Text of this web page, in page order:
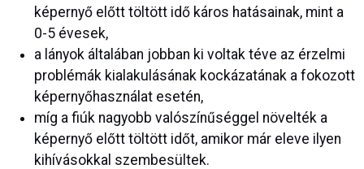
képernyő előtt töltött idő káros hatásainak, mint a
0-5 évesek,
a lányok általában jobban ki voltak téve az érzelmi
problémák kialakulásának kockázatának a fokozott
képernyőhasználat esetén,
míg a fiúk nagyobb valószínűséggel növelték a
képernyő előtt töltött időt, amikor már eleve ilyen
kihívásokkal szembesültek.